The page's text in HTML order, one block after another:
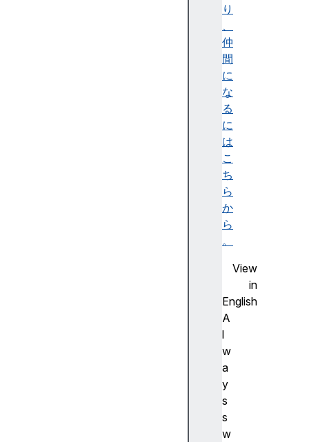
り
、
仲
間
に
な
る
に
は
こ
ち
ら
か
ら
。
View
in
English
A
l
w
a
y
s
s
w